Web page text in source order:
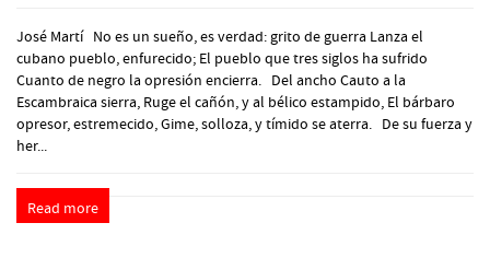
José Martí No es un sueño, es verdad: grito de guerra Lanza el
cubano pueblo, enfurecido; El pueblo que tres siglos ha sufrido
Cuanto de negro la opresión encierra. Del ancho Cauto a la
Escambraica sierra, Ruge el cañón, y al bélico estampido, El bárbaro
opresor, estremecido, Gime, solloza, y tímido se aterra. De su fuerza y
her...
Read more